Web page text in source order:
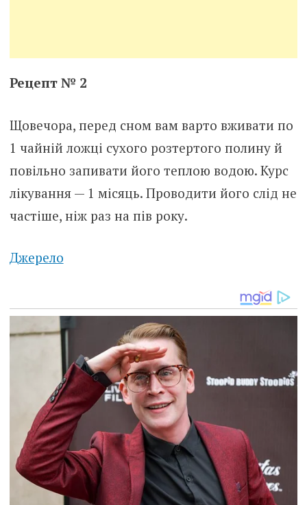
Рецепт № 2
Щовечора, перед сном вам варто вживати по
1 чайній ложці сухого розтертого полину й
повільно запивати його теплою водою. Курс
лікування — 1 місяць. Проводити його слід не
частіше, ніж раз на пів року.
Джерело